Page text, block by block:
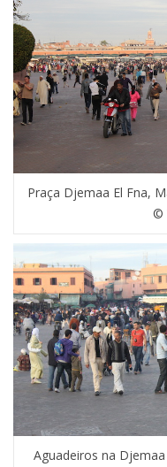
Praça Djemaa El Fna,
©
Aguadeiros na